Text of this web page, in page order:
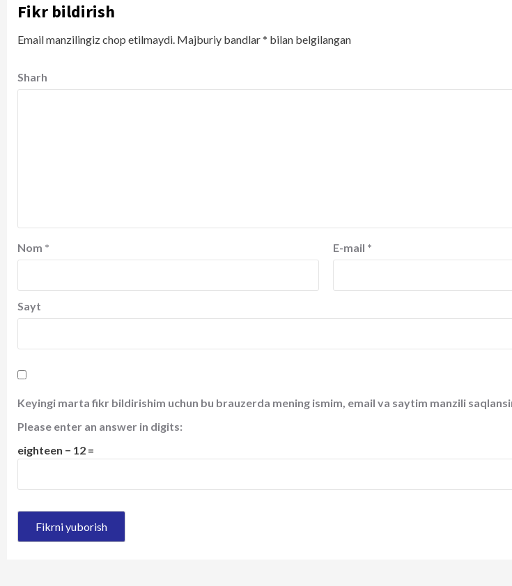
Fikr bildirish
Email manzilingiz chop etilmaydi. Majburiy bandlar* bilan belgilangan
Sharh
Nom * E-mail *
Sayt
Keyingi marta fikr bildirishim uchun bu brauzerda mening ismim, email va saytim manzili
Please enter an answer in digits:
eighteen − 12 =